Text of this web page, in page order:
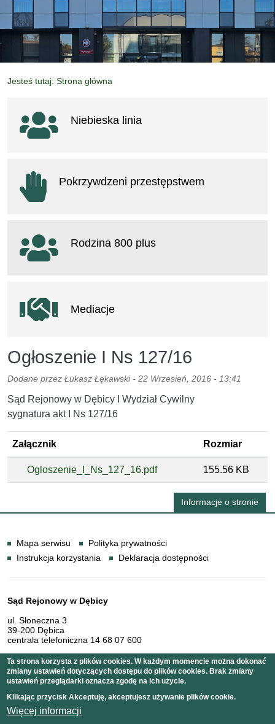
Jesteś tutaj: Strona główna
Ogłoszenie I Ns 127/16
Dodane przez Łukasz Łękawski- 22 Wrzesień, 2016 - 13:41
Sąd Rejonowy w Dębicy I Wydział Cywilny
sygnatura akt I Ns 127/16
Załącznik Rozmiar
Ogloszenie_I_Ns_127_16.pdf 155.56 KB
Ważne linki
Niebieska linia
Pokrzywdzeni przestępstwem
Rodzina 800 plus
Mediacje
Informacje o stronie
Mapa serwisu
Polityka prywatności
Instrukcja korzystania
Deklaracja dostępności
Dane teleadresowe
Sąd Rejonowy w Dębicy
ul. Słoneczna 3
39-200 Dębica
centrala telefoniczna 14 68 07 600
Serwis pełni funkcję strony Biuletynu Informacji Publicznej
Ta strona korzysta z plików cookies. W każdym momencie można dokonać
zmiany ustawień dotyczących dostępu do plików cookies. Brak zmiany
ustawień przeglądarki oznacza zgodę na ich użycie.
Klikając przycisk Akceptuję, akceptujesz używanie plików cookie.
Więcej informacji